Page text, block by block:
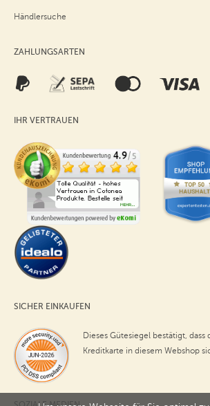
Händlersuche
ZAHLUNGSARTEN
IHR VERTRAUEN
SICHER EINKAUFEN
Dieses Gütesiegel bestätigt, dass
Kreditkarte in diesem Webshop